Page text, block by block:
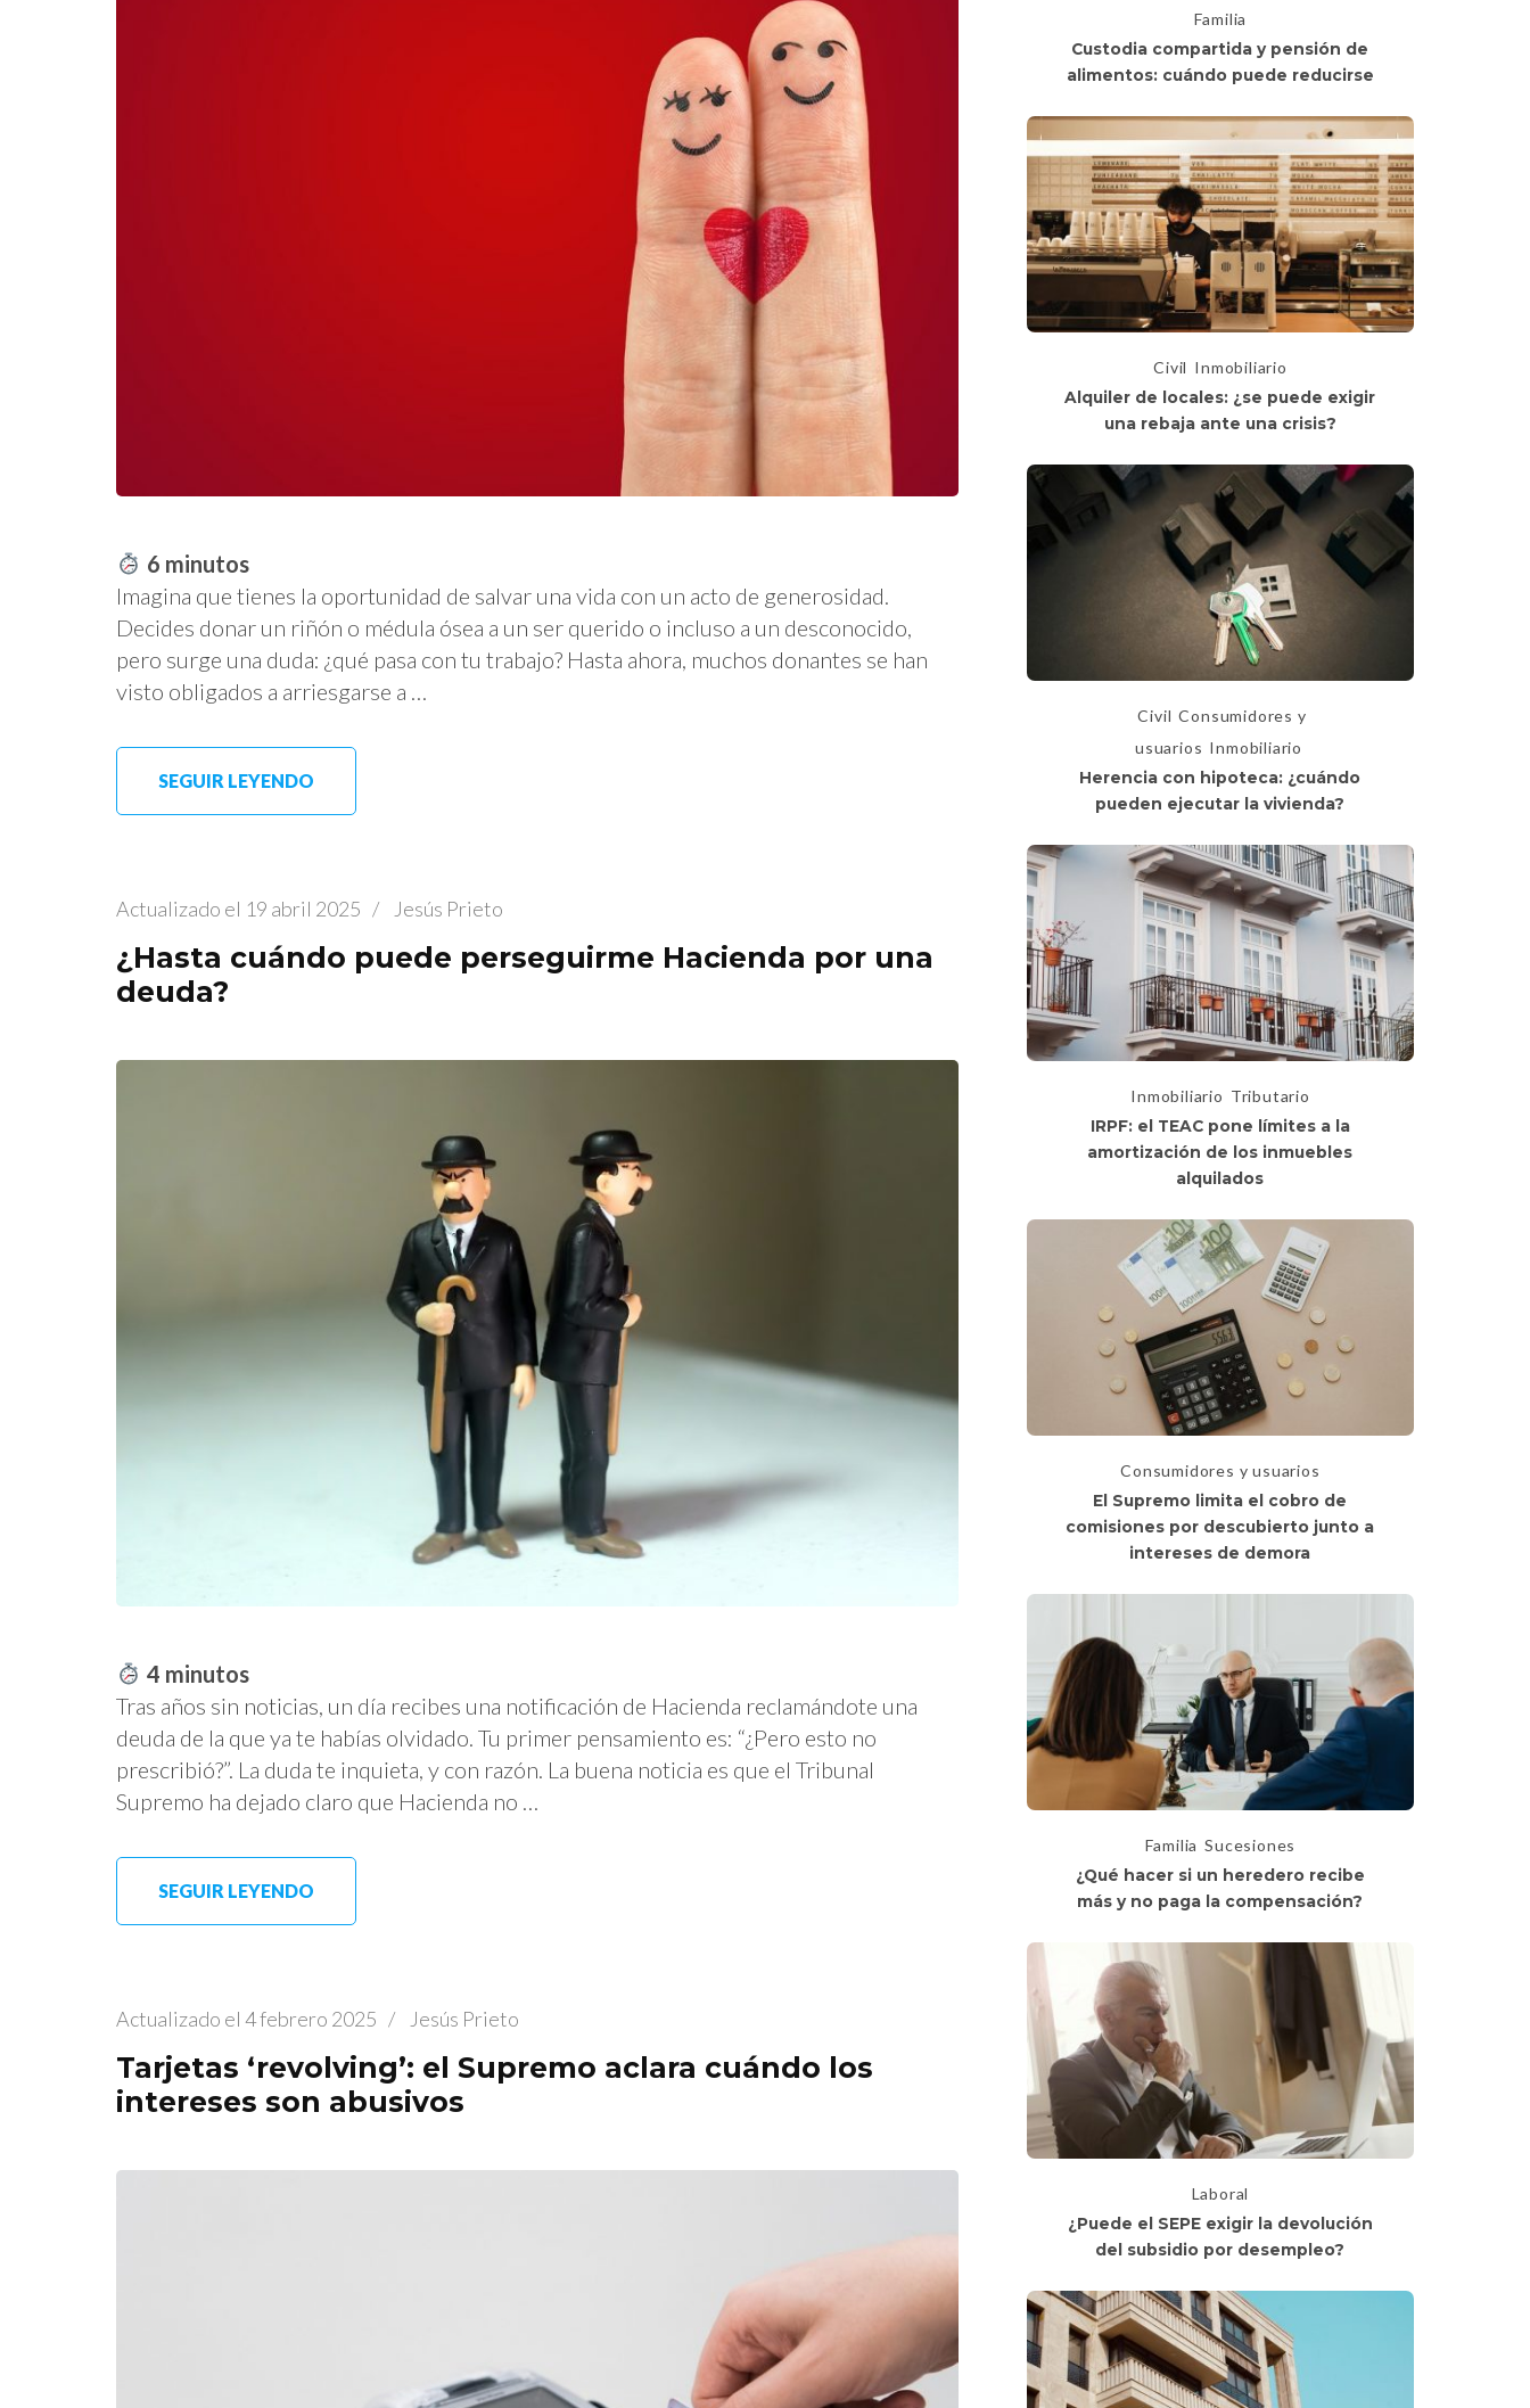
6 minutos
Imagina que tienes la oportunidad de salvar una vida con un acto de generosidad.
Decides donar un riñón o médula ósea a un ser querido o incluso a un desconocido,
pero surge una duda: ¿qué pasa con tu trabajo? Hasta ahora, muchos donantes se han
visto obligados a arriesgarse a …
SEGUIR LEYENDO
Actualizado el 19 abril 2025 / Jesús Prieto
¿Hasta cuándo puede perseguirme Hacienda por una
deuda?
4 minutos
Tras años sin noticias, un día recibes una notificación de Hacienda reclamándote una
deuda de la que ya te habías olvidado. Tu primer pensamiento es: “¿Pero esto no
prescribió?”. La duda te inquieta, y con razón. La buena noticia es que el Tribunal
Supremo ha dejado claro que Hacienda no …
SEGUIR LEYENDO
Actualizado el 4 febrero 2025 / Jesús Prieto
Tarjetas ‘revolving’: el Supremo aclara cuándo los
intereses son abusivos
Familia
Custodia compartida y pensión de
alimentos: cuándo puede reducirse
Civil Inmobiliario
Alquiler de locales: ¿se puede exigir
una rebaja ante una crisis?
Civil Consumidores y
usuarios Inmobiliario
Herencia con hipoteca: ¿cuándo
pueden ejecutar la vivienda?
Inmobiliario Tributario
IRPF: el TEAC pone límites a la
amortización de los inmuebles
alquilados
Consumidores y usuarios
El Supremo limita el cobro de
comisiones por descubierto junto a
intereses de demora
Familia Sucesiones
¿Qué hacer si un heredero recibe
más y no paga la compensación?
Laboral
¿Puede el SEPE exigir la devolución
del subsidio por desempleo?